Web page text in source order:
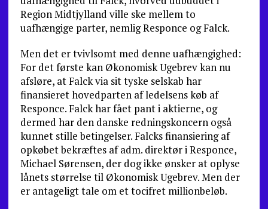
Region Midtjylland ville ske mellem to
uafhængige parter, nemlig Responce og Falck.
Men det er tvivlsomt med denne uafhængighed:
For det første kan Økonomisk Ugebrev kan nu
afsløre, at Falck via sit tyske selskab har
finansieret hovedparten af ledelsens køb af
Responce. Falck har fået pant i aktierne, og
dermed har den danske redningskoncern også
kunnet stille betingelser. Falcks finansiering af
opkøbet bekræftes af adm. direktør i Responce,
Michael Sørensen, der dog ikke ønsker at oplyse
lånets størrelse til Økonomisk Ugebrev. Men der
er antageligt tale om et tocifret millionbeløb.